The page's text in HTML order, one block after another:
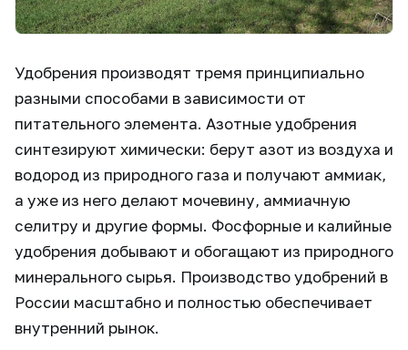
Удобрения производят тремя принципиально
разными способами в зависимости от
питательного элемента. Азотные удобрения
синтезируют химически: берут азот из воздуха и
водород из природного газа и получают аммиак,
а уже из него делают мочевину, аммиачную
селитру и другие формы. Фосфорные и калийные
удобрения добывают и обогащают из природного
минерального сырья. Производство удобрений в
России масштабно и полностью обеспечивает
внутренний рынок.